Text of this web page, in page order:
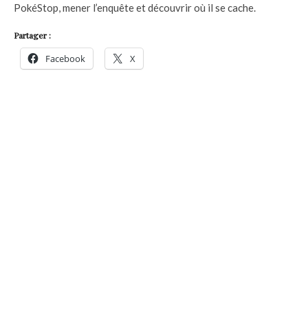
PokéStop, mener l’enquête et découvrir où il se cache.
Partager :
Facebook X